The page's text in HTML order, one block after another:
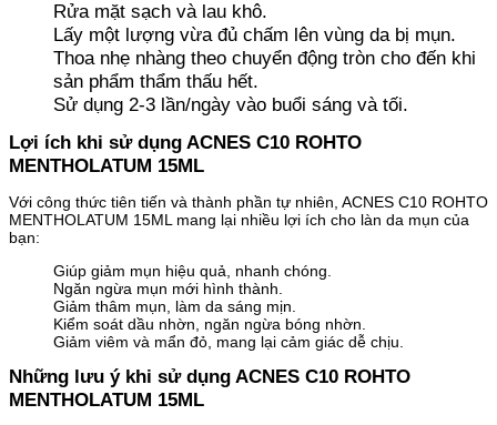
Rửa mặt sạch và lau khô.
Lấy một lượng vừa đủ chấm lên vùng da bị mụn.
Thoa nhẹ nhàng theo chuyển động tròn cho đến khi
sản phẩm thẩm thấu hết.
Sử dụng 2-3 lần/ngày vào buổi sáng và tối.
Lợi ích khi sử dụng ACNES C10 ROHTO
MENTHOLATUM 15ML
Với công thức tiên tiến và thành phần tự nhiên, ACNES C10 ROHTO
MENTHOLATUM 15ML mang lại nhiều lợi ích cho làn da mụn của
bạn:
Giúp giảm mụn hiệu quả, nhanh chóng.
Ngăn ngừa mụn mới hình thành.
Giảm thâm mụn, làm da sáng mịn.
Kiểm soát dầu nhờn, ngăn ngừa bóng nhờn.
Giảm viêm và mẩn đỏ, mang lại cảm giác dễ chịu.
Những lưu ý khi sử dụng ACNES C10 ROHTO
MENTHOLATUM 15ML